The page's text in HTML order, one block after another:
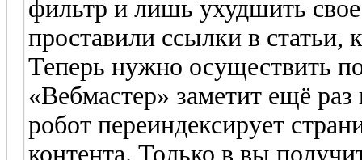
фильтр и лишь ухудшить
проставили ссылки в
Теперь нужно осуществить
«Вебмастер» заметит ещё
робот переиндексирует
контента. Только в вы